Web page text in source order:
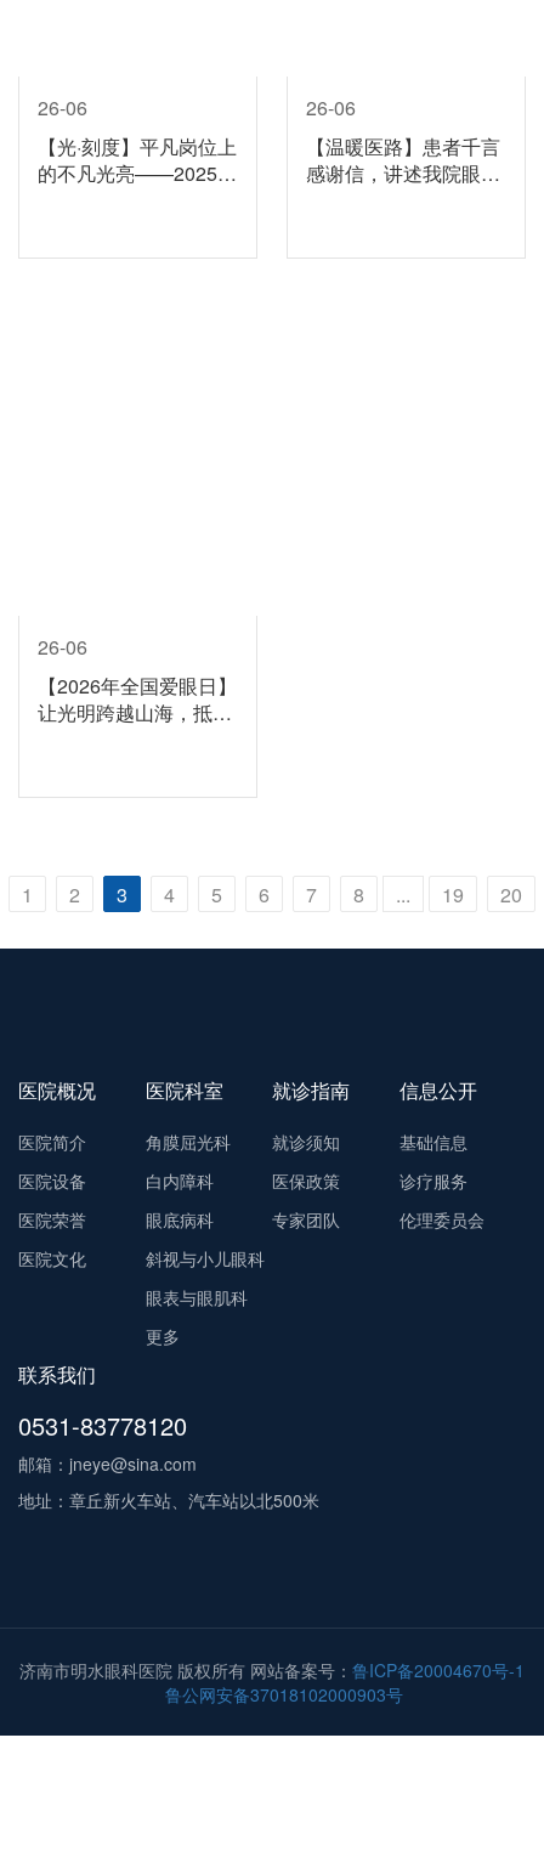
26-06
【光·刻度】平凡岗位上
的不凡光亮——2025年
26-06
【温暖医路】患者千言
感谢信，讲述我院眼底
26-06
【2026年全国爱眼日】
让光明跨越山海，抵达
1 2 3 4 5 6 7 8 ... 19 20
医院概况
医院简介
医院设备
医院荣誉
医院文化
医院科室
角膜屈光科
白内障科
眼底病科
斜视与小儿眼科
眼表与眼肌科
更多
就诊指南
就诊须知
医保政策
专家团队
信息公开
基础信息
诊疗服务
伦理委员会
联系我们
0531-83778120
邮箱：jneye@sina.com
地址：章丘新火车站、汽车站以北500米
济南市明水眼科医院 版权所有 网站备案号： 鲁ICP备20004670号-1
鲁公网安备37018102000903号